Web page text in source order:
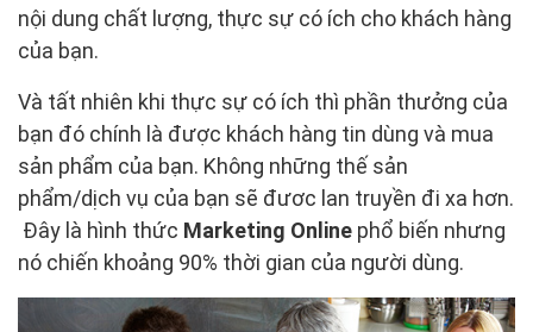
nội dung chất lượng, thực sự có ích cho khách hàng
của bạn.
Và tất nhiên khi thực sự có ích thì phần thưởng của
bạn đó chính là được khách hàng tin dùng và mua
sản phẩm của bạn. Không những thế sản
phẩm/dịch vụ của bạn sẽ đươc lan truyền đi xa hơn.
Đây là hình thức Marketing Online phổ biến nhưng
nó chiến khoảng 90% thời gian của người dùng.